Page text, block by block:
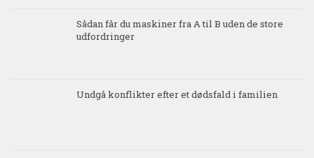
Sådan får du maskiner fra A til B uden de store
udfordringer
Undgå konflikter efter et dødsfald i familien